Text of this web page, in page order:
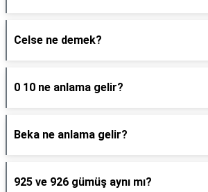
Celse ne demek?
0 10 ne anlama gelir?
Beka ne anlama gelir?
925 ve 926 gümüş aynı mı?